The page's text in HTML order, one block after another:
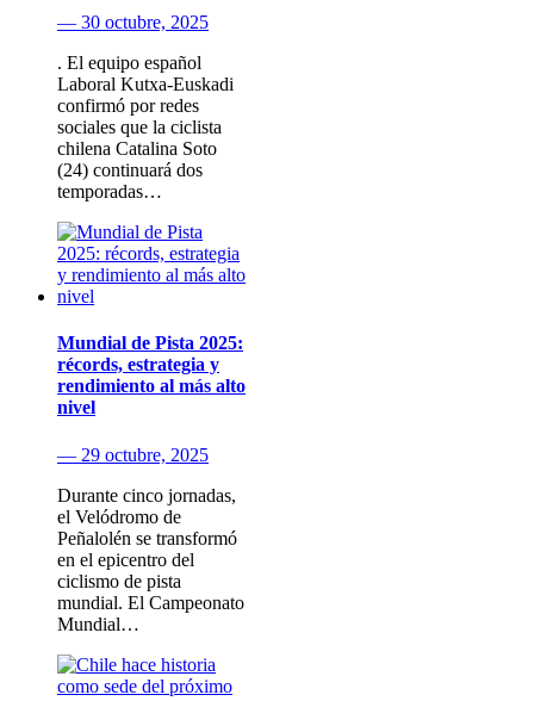
— 30 octubre, 2025
. El equipo español
Laboral Kutxa-Euskadi
confirmó por redes
sociales que la ciclista
chilena Catalina Soto
(24) continuará dos
temporadas…
Mundial de Pista 2025:
récords, estrategia y
rendimiento al más alto
nivel
— 29 octubre, 2025
Durante cinco jornadas,
el Velódromo de
Peñalolén se transformó
en el epicentro del
ciclismo de pista
mundial. El Campeonato
Mundial…